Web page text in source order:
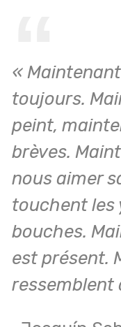
«
toujours.
peint,
brèves.
nous aimer
touchent les
bouches.
est présent.
ressemblent